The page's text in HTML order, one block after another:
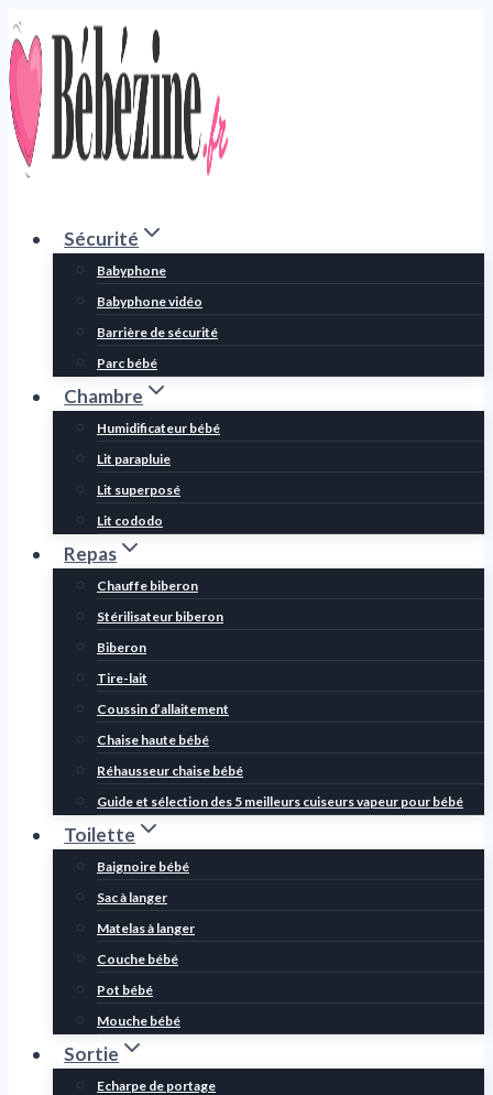
Aller
au
contenu
Sécurité
Babyphone
Babyphone vidéo
Barrière de sécurité
Parc bébé
Chambre
Humidificateur bébé
Lit parapluie
Lit superposé
Lit cododo
Repas
Chauffe biberon
Stérilisateur biberon
Biberon
Tire-lait
Coussin d’allaitement
Chaise haute bébé
Réhausseur chaise bébé
Guide et sélection des 5 meilleurs cuiseurs vapeur pour bébé
Toilette
Baignoire bébé
Sac à langer
Matelas à langer
Couche bébé
Pot bébé
Mouche bébé
Sortie
Echarpe de portage